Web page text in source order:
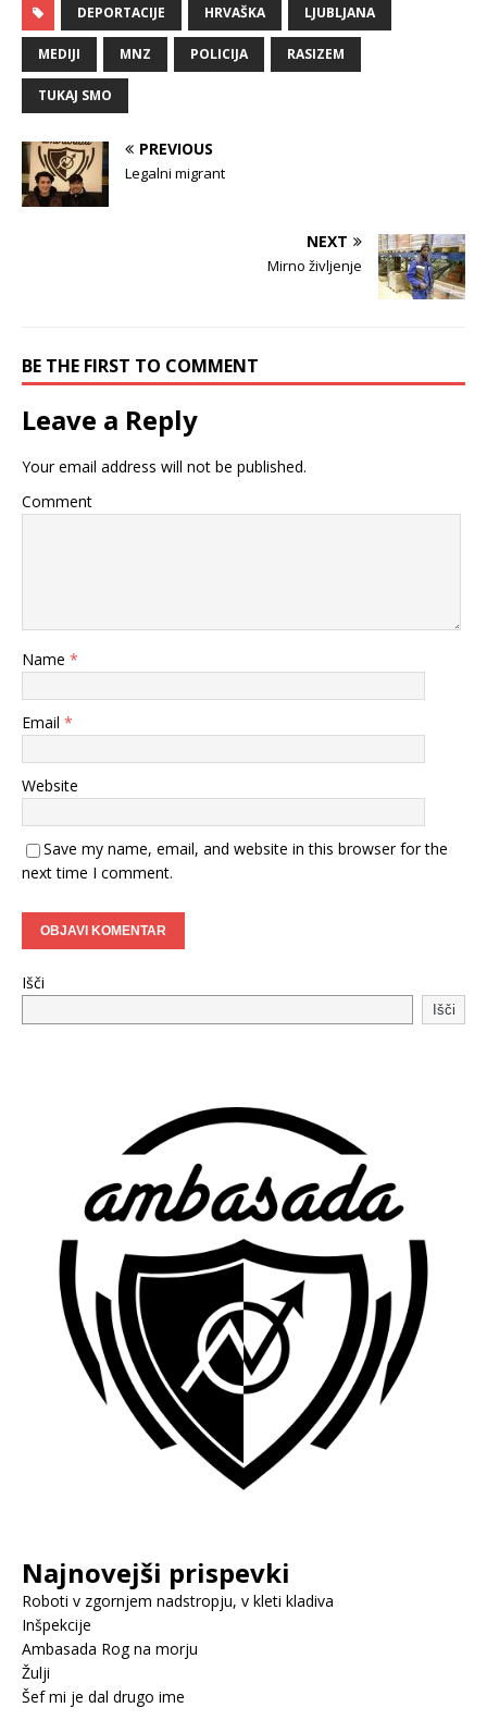
DEPORTACIJE HRVAŠKA LJUBLJANA
MEDIJI MNZ POLICIJA RASIZEM
TUKAJ SMO
PREVIOUS
Legalni migrant
NEXT
Mirno življenje
BE THE FIRST TO COMMENT
Leave a Reply
Your email address will not be published.
Comment
Name *
Email *
Website
Save my name, email, and website in this browser for the
next time I comment.
Išči
Išči
Najnovejši prispevki
Roboti v zgornjem nadstropju, v kleti kladiva
Inšpekcije
Ambasada Rog na morju
Žulji
Šef mi je dal drugo ime